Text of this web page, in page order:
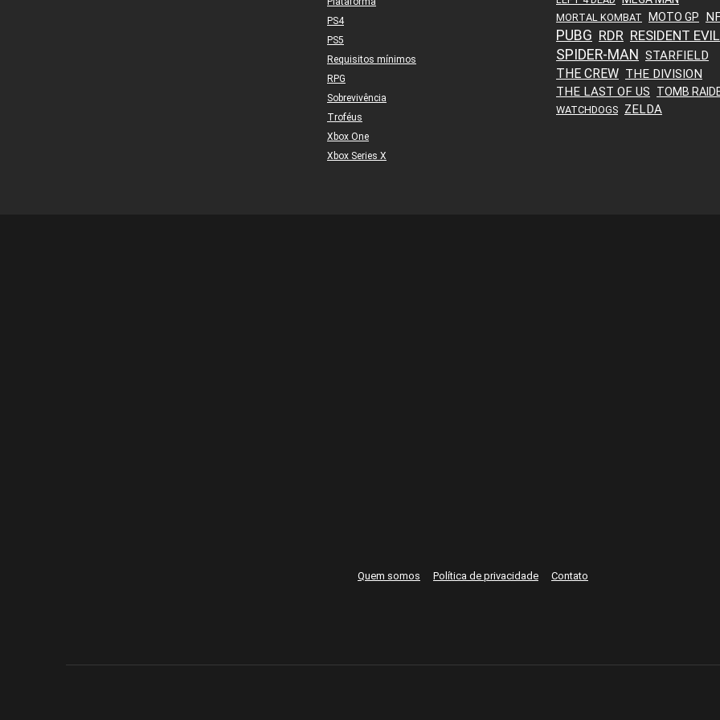
PS4
PS5
Requisitos mínimos
RPG
Sobrevivência
Troféus
Xbox One
Xbox Series X
MORTAL KOMBAT MOTO GP
PUBG RDR RESIDENT EVIL
SPIDER-MAN STARFIELD
THE CREW THE DIVISION
THE LAST OF US
TOMB
WATCHDOGS ZELDA
Quem somos Política de privacidade Contato